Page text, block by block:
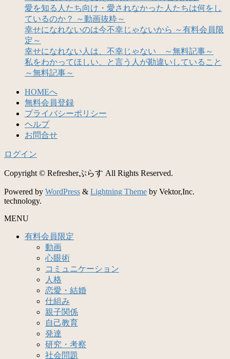
愛を知る人たち向け・愛されなかった人たちは何をし
ているのか？ ～動画抜粋～
幸せになれないのは今不幸じゃないから ～有料会員限
定～
幸せになれない人は、不幸じゃない ～無料記事～
私をわかってほしい、と言う人が勘違いしていること
～無料記事～
HOMEへ
無料会員登録
プライバシーポリシー
ヘルプ
お問合せ
ログイン
Copyright © Refresherぷらす All Rights Reserved.
Powered by WordPress & Lightning Theme by Vektor,Inc.
technology.
MENU
有料会員限定
動画
心眼術
コミュニケーション
人格
恋愛・結婚
仕組み
親子関係
自己教育
発達
研究・考察
社会問題